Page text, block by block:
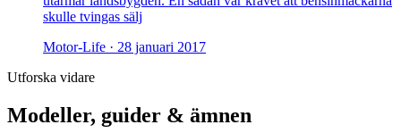
skulle tvingas sälj
Motor-Life · 28 januari 2017
Utforska vidare
Modeller, guider & ämnen